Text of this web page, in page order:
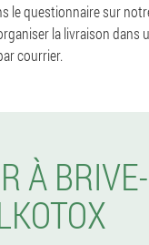
questionnaire sur
la livraison dans
courrier.
À